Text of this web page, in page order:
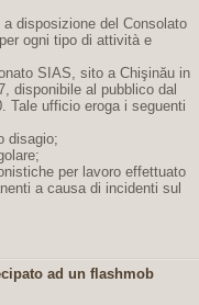
disposizione del Consolato
ogni tipo di attività e
SIAS, sito a Chişinău in
disponibile al pubblico dal
Tale ufficio eroga i seguenti
disagio;
per lavoro effettuato
a causa di incidenti sul
ad un flashmob